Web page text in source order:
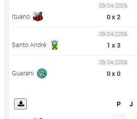
09/04/2006
Ituano 0 x 2
09/04/2006
Santo André 1 x 3
09/04/2006
Guarani 0 x 0
P J